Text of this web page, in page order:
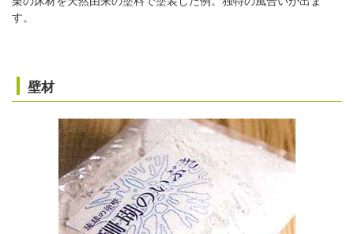
す。
壁材